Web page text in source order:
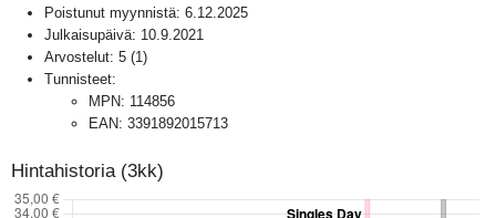
Poistunut myynnistä: 6.12.2025
Julkaisupäivä: 10.9.2021
Arvostelut: 5 (1 )
Tunnisteet:
MPN: 114856
EAN: 3391892015713
Hintahistoria (3kk)